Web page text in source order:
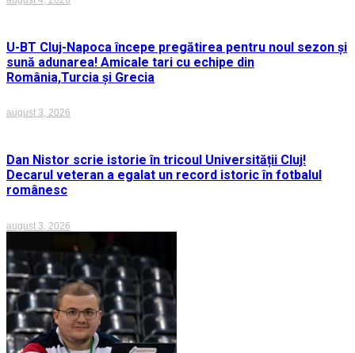
U-BT Cluj-Napoca începe pregătirea pentru noul sezon și
sună adunarea! Amicale tari cu echipe din
România,Turcia și Grecia
august 3, 2026
Dan Nistor scrie istorie în tricoul Universității Cluj!
Decarul veteran a egalat un record istoric în fotbalul
românesc
august 3, 2026